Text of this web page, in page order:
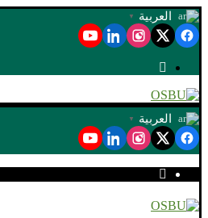
العربية ▼
العربية ▼